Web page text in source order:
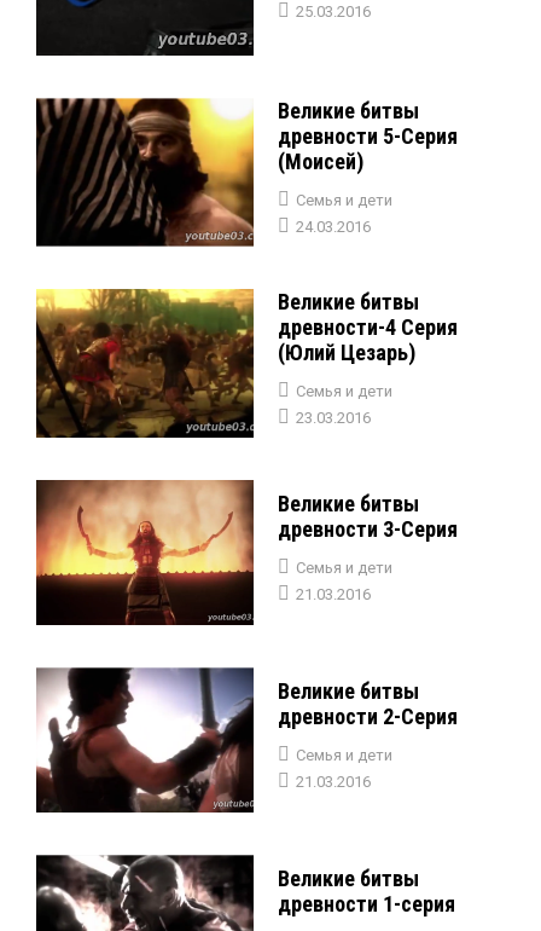
25.03.2016
Великие битвы
древности 5-Серия
(Моисей)
Семья и дети
24.03.2016
Великие битвы
древности-4 Серия
(Юлий Цезарь)
Семья и дети
23.03.2016
Великие битвы
древности 3-Серия
Семья и дети
21.03.2016
Великие битвы
древности 2-Серия
Семья и дети
21.03.2016
Великие битвы
древности 1-серия